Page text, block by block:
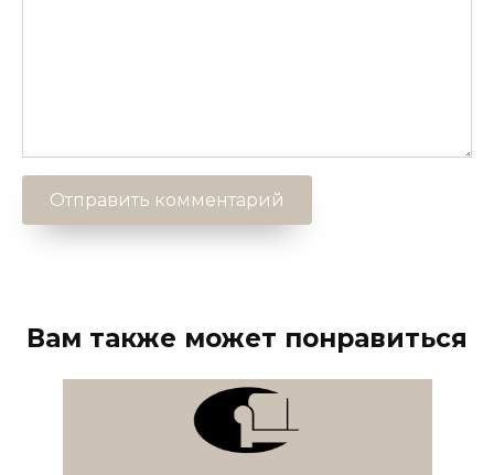
Вам также может понравиться